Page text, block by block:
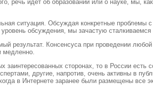
речь идет об образовании или о науке, мы,
ситуация. Обсуждая конкретные
уровень обсуждения, мы зачастую
результат. Консенсуса при проведении
медленно.
заинтересованных сторонах, то в России
другие, напротив, очень активны в
в Интернете заранее были размещены все